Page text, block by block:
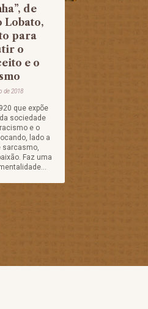
de
Lobato,
para
o
e o
de 2018
que expõe
sociedade
e o
lado a
sarcasmo,
Faz uma